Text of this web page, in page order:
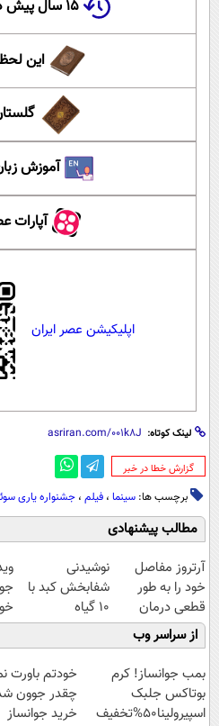
۱۵ سال پیش در چنین روزی
این
آموزش
آپارات
اپلیکیشن عصر ایران
لینک کوتاه:
‌گزارش خطا در خبر
برچسب ها: سینما ، فیلم ، جشنواره یاری
مطالب پیشنهادی
آرتروز مفاصل
خود را به طور
قطعی درمان
کنید!
◗پرسش‌نامه◖
نوشیدنی
شفابخش کبد با
10 گیاه
موثر(تخفیف تا
امشب)
از سراسر وب
بمب جوانساز! کرم
بوتاکس جلبک
اسپیرولینا50%تخفیف
خودتم باورت
چقدر جوون
خرید جوانساز